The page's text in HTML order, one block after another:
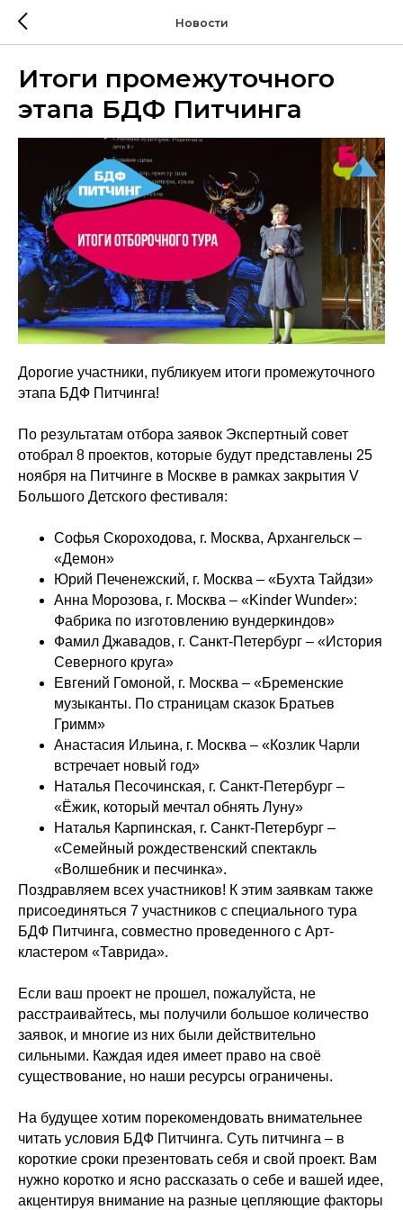
Новости
Итоги промежуточного
этапа БДФ Питчинга
Дорогие участники, публикуем итоги промежуточного
этапа БДФ Питчинга!
По результатам отбора заявок Экспертный совет
отобрал 8 проектов, которые будут представлены 25
ноября на Питчинге в Москве в рамках закрытия V
Большого Детского фестиваля:
Софья Скороходова, г. Москва, Архангельск –
«Демон»
Юрий Печенежский, г. Москва – «Бухта Тайдзи»
Анна Морозова, г. Москва – «Kinder Wunder»:
Фабрика по изготовлению вундеркиндов»
Фамил Джавадов, г. Санкт-Петербург – «История
Северного круга»
Евгений Гомоной, г. Москва – «Бременские
музыканты. По страницам сказок Братьев
Гримм»
Анастасия Ильина, г. Москва – «Козлик Чарли
встречает новый год»
Наталья Песочинская, г. Санкт-Петербург –
«Ёжик, который мечтал обнять Луну»
Наталья Карпинская, г. Санкт-Петербург –
«Семейный рождественский спектакль
«Волшебник и песчинка».
Поздравляем всех участников! К этим заявкам также
присоединяться 7 участников с специального тура
БДФ Питчинга, совместно проведенного с Арт-
кластером «Таврида».
Если ваш проект не прошел, пожалуйста, не
расстраивайтесь, мы получили большое количество
заявок, и многие из них были действительно
сильными. Каждая идея имеет право на своё
существование, но наши ресурсы ограничены.
На будущее хотим порекомендовать внимательнее
читать условия БДФ Питчинга. Суть питчинга – в
короткие сроки презентовать себя и свой проект. Вам
нужно коротко и ясно рассказать о себе и вашей идее,
акцентируя внимание на разные цепляющие факторы